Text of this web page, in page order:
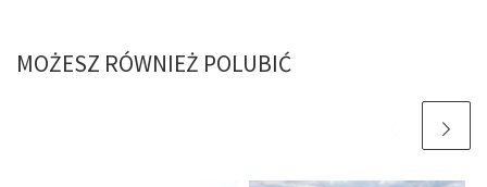
MOŻESZ RÓWNIEŻ POLUBIĆ